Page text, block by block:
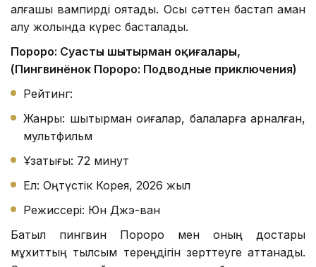
алғашқы вампирді оятады. Осы сәттен бастап аман
қалу жолында күрес басталады.
Пороро: Суасты шытырман оқиғалары,
(Пингвинёнок Пороро: Подводные приключения)
Рейтинг:
Жанры: шытырман оқиғалар, балаларға арналған,
мультфильм
Ұзақтығы: 72 минут
Ел: Оңтүстік Корея, 2026 жыл
Режиссері: Юн Джэ-ван
Батыл пингвин Пороро мен оның достары
мұхиттың тылсым тереңдігін зерттеуге аттанады.